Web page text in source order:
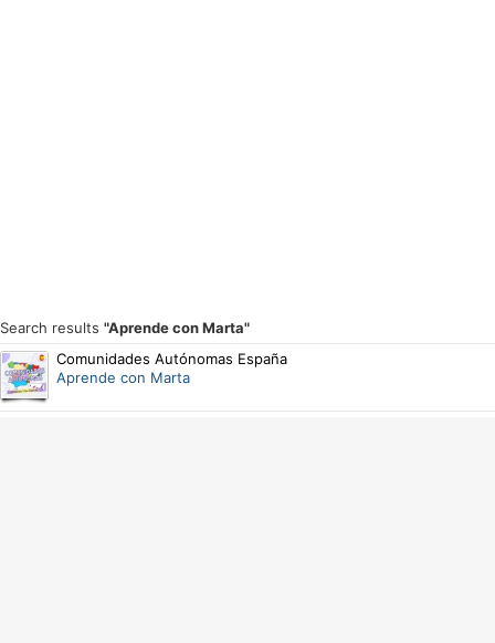
Search results "Aprende con Marta"
Comunidades Autónomas España
Aprende con Marta